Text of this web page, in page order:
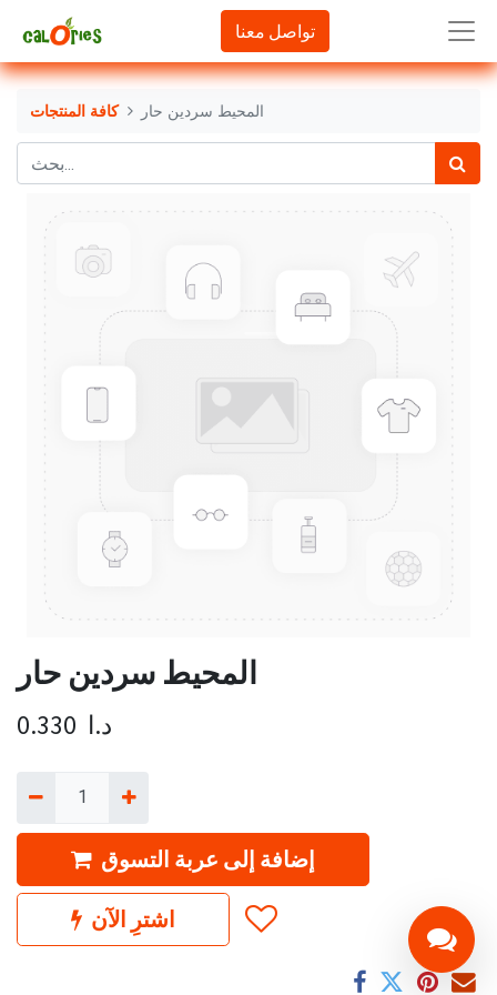
تواصل معنا
كافة المنتجات المحيط سردين حار
المحيط سردين حار
0.330 د.ا
إضافة إلى عربة التسوق
اشترِ الآن